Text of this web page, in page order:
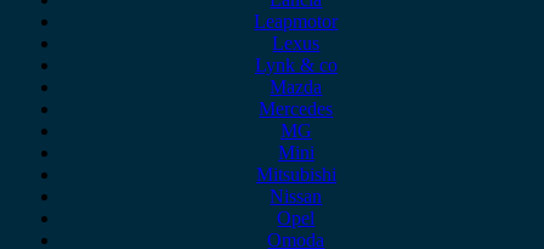
Leapmotor
Lexus
Lynk & co
Mazda
Mercedes
MG
Mini
Mitsubishi
Nissan
Opel
Omoda